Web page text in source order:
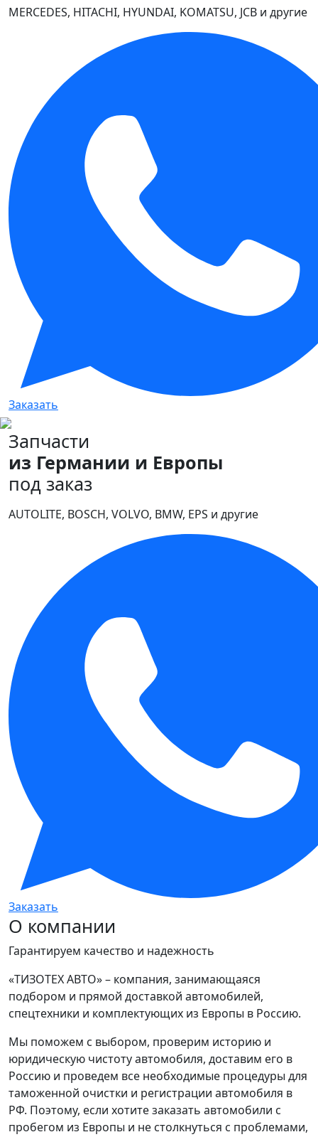
MERCEDES, HITACHI, HYUNDAI, KOMATSU, JCB и другие
Заказать
Запчасти
из Германии и Европы
под заказ
AUTOLITE, BOSCH, VOLVO, BMW, EPS и другие
Заказать
О компании
Гарантируем качество и надежность
«ТИЗОТЕХ АВТО» – компания, занимающаяся
подбором и прямой доставкой автомобилей,
спецтехники и комплектующих из Европы в Россию.
Мы поможем с выбором, проверим историю и
юридическую чистоту автомобиля, доставим его в
Россию и проведем все необходимые процедуры для
таможенной очистки и регистрации автомобиля в
РФ. Поэтому, если хотите заказать автомобили с
пробегом из Европы и не столкнуться с проблемами,